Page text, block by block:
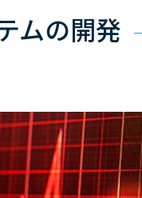
ムの開発